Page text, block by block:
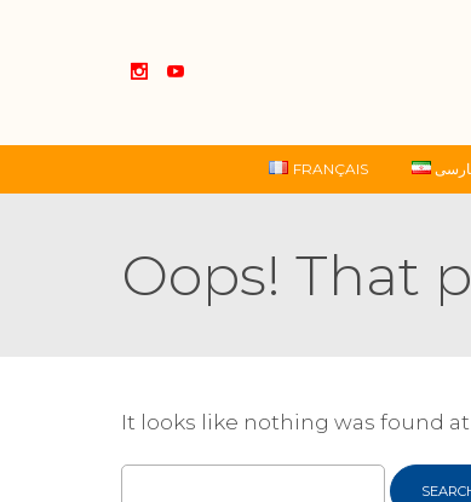
FRANÇAIS
Oops! That
It looks like nothing was found